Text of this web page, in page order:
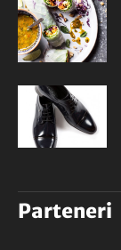
Parteneri